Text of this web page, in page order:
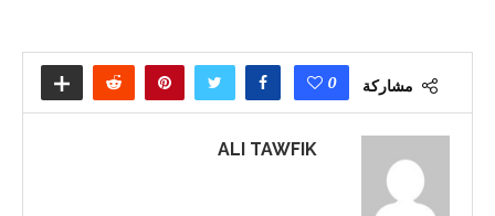
مشاركة 0
ALI TAWFIK